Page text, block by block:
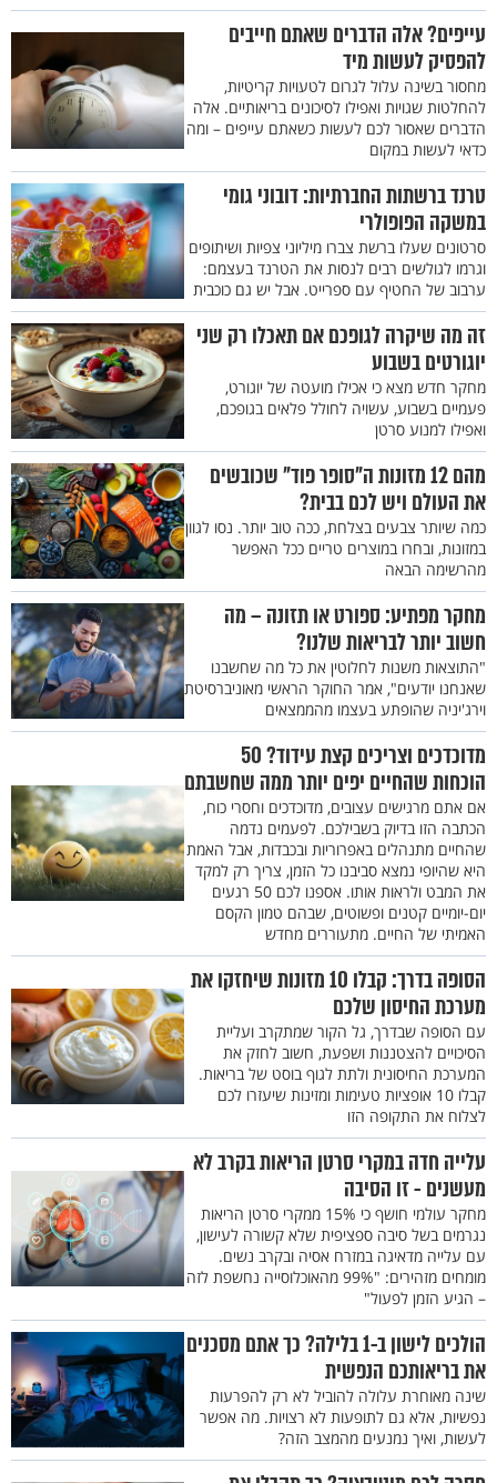
עייפים? אלה הדברים שאתם חייבים
להפסיק לעשות מיד
מחסור בשינה עלול לגרום לטעויות קריטיות,
להחלטות שגויות ואפילו לסיכונים בריאותיים. אלה
הדברים שאסור לכם לעשות כשאתם עייפים – ומה
כדאי לעשות במקום
טרנד ברשתות החברתיות: דובוני גומי
במשקה הפופולרי
סרטונים שעלו ברשת צברו מיליוני צפיות ושיתופים
וגרמו לגולשים רבים לנסות את הטרנד בעצמם:
ערבוב של החטיף עם ספרייט. אבל יש גם כוכבית
זה מה שיקרה לגופכם אם תאכלו רק שני
יוגורטים בשבוע
מחקר חדש מצא כי אכילו מועטה של יוגורט,
פעמיים בשבוע, עשויה לחולל פלאים בגופכם,
ואפילו למנוע סרטן
מהם 12 מזונות ה"סופר פוד" שכובשים
את העולם ויש לכם בבית?
כמה שיותר צבעים בצלחת, ככה טוב יותר. נסו לגוון
במזונות, ובחרו במוצרים טריים ככל האפשר
מהרשימה הבאה
מחקר מפתיע: ספורט או תזונה – מה
חשוב יותר לבריאות שלנו?
"התוצאות משנות לחלוטין את כל מה שחשבנו
שאנחנו יודעים", אמר החוקר הראשי מאוניברסיטת
וירג'יניה שהופתע בעצמו מהממצאים
מדוכדכים וצריכים קצת עידוד? 50
הוכחות שהחיים יפים יותר ממה שחשבתם
אם אתם מרגישים עצובים, מדוכדכים וחסרי כוח,
הכתבה הזו בדיוק בשבילכם. לפעמים נדמה
שהחיים מתנהלים באפרוריות ובכבדות, אבל האמת
היא שהיופי נמצא סביבנו כל הזמן, צריך רק למקד
את המבט ולראות אותו. אספנו לכם 50 רגעים
יום-יומיים קטנים ופשוטים, שבהם טמון הקסם
האמיתי של החיים. מתעוררים מחדש
הסופה בדרך: קבלו 10 מזונות שיחזקו את
מערכת החיסון שלכם
עם הסופה שבדרך, גל הקור שמתקרב ועליית
הסיכויים להצטננות ושפעת, חשוב לחזק את
המערכת החיסונית ולתת לגוף בוסט של בריאות.
קבלו 10 אופציות טעימות ומזינות שיעזרו לכם
לצלוח את התקופה הזו
עלייה חדה במקרי סרטן הריאות בקרב לא
מעשנים - זו הסיבה
מחקר עולמי חושף כי 15% ממקרי סרטן הריאות
נגרמים בשל סיבה ספציפית שלא קשורה לעישון,
עם עלייה מדאיגה במזרח אסיה ובקרב נשים.
מומחים מזהירים: "99% מהאוכלוסייה נחשפת לזה
– הגיע הזמן לפעול"
הולכים לישון ב-1 בלילה? כך אתם מסכנים
את בריאותכם הנפשית
שינה מאוחרת עלולה להוביל לא רק להפרעות
נפשיות, אלא גם לתופעות לא רצויות. מה אפשר
לעשות, ואיך נמנעים מהמצב הזה?